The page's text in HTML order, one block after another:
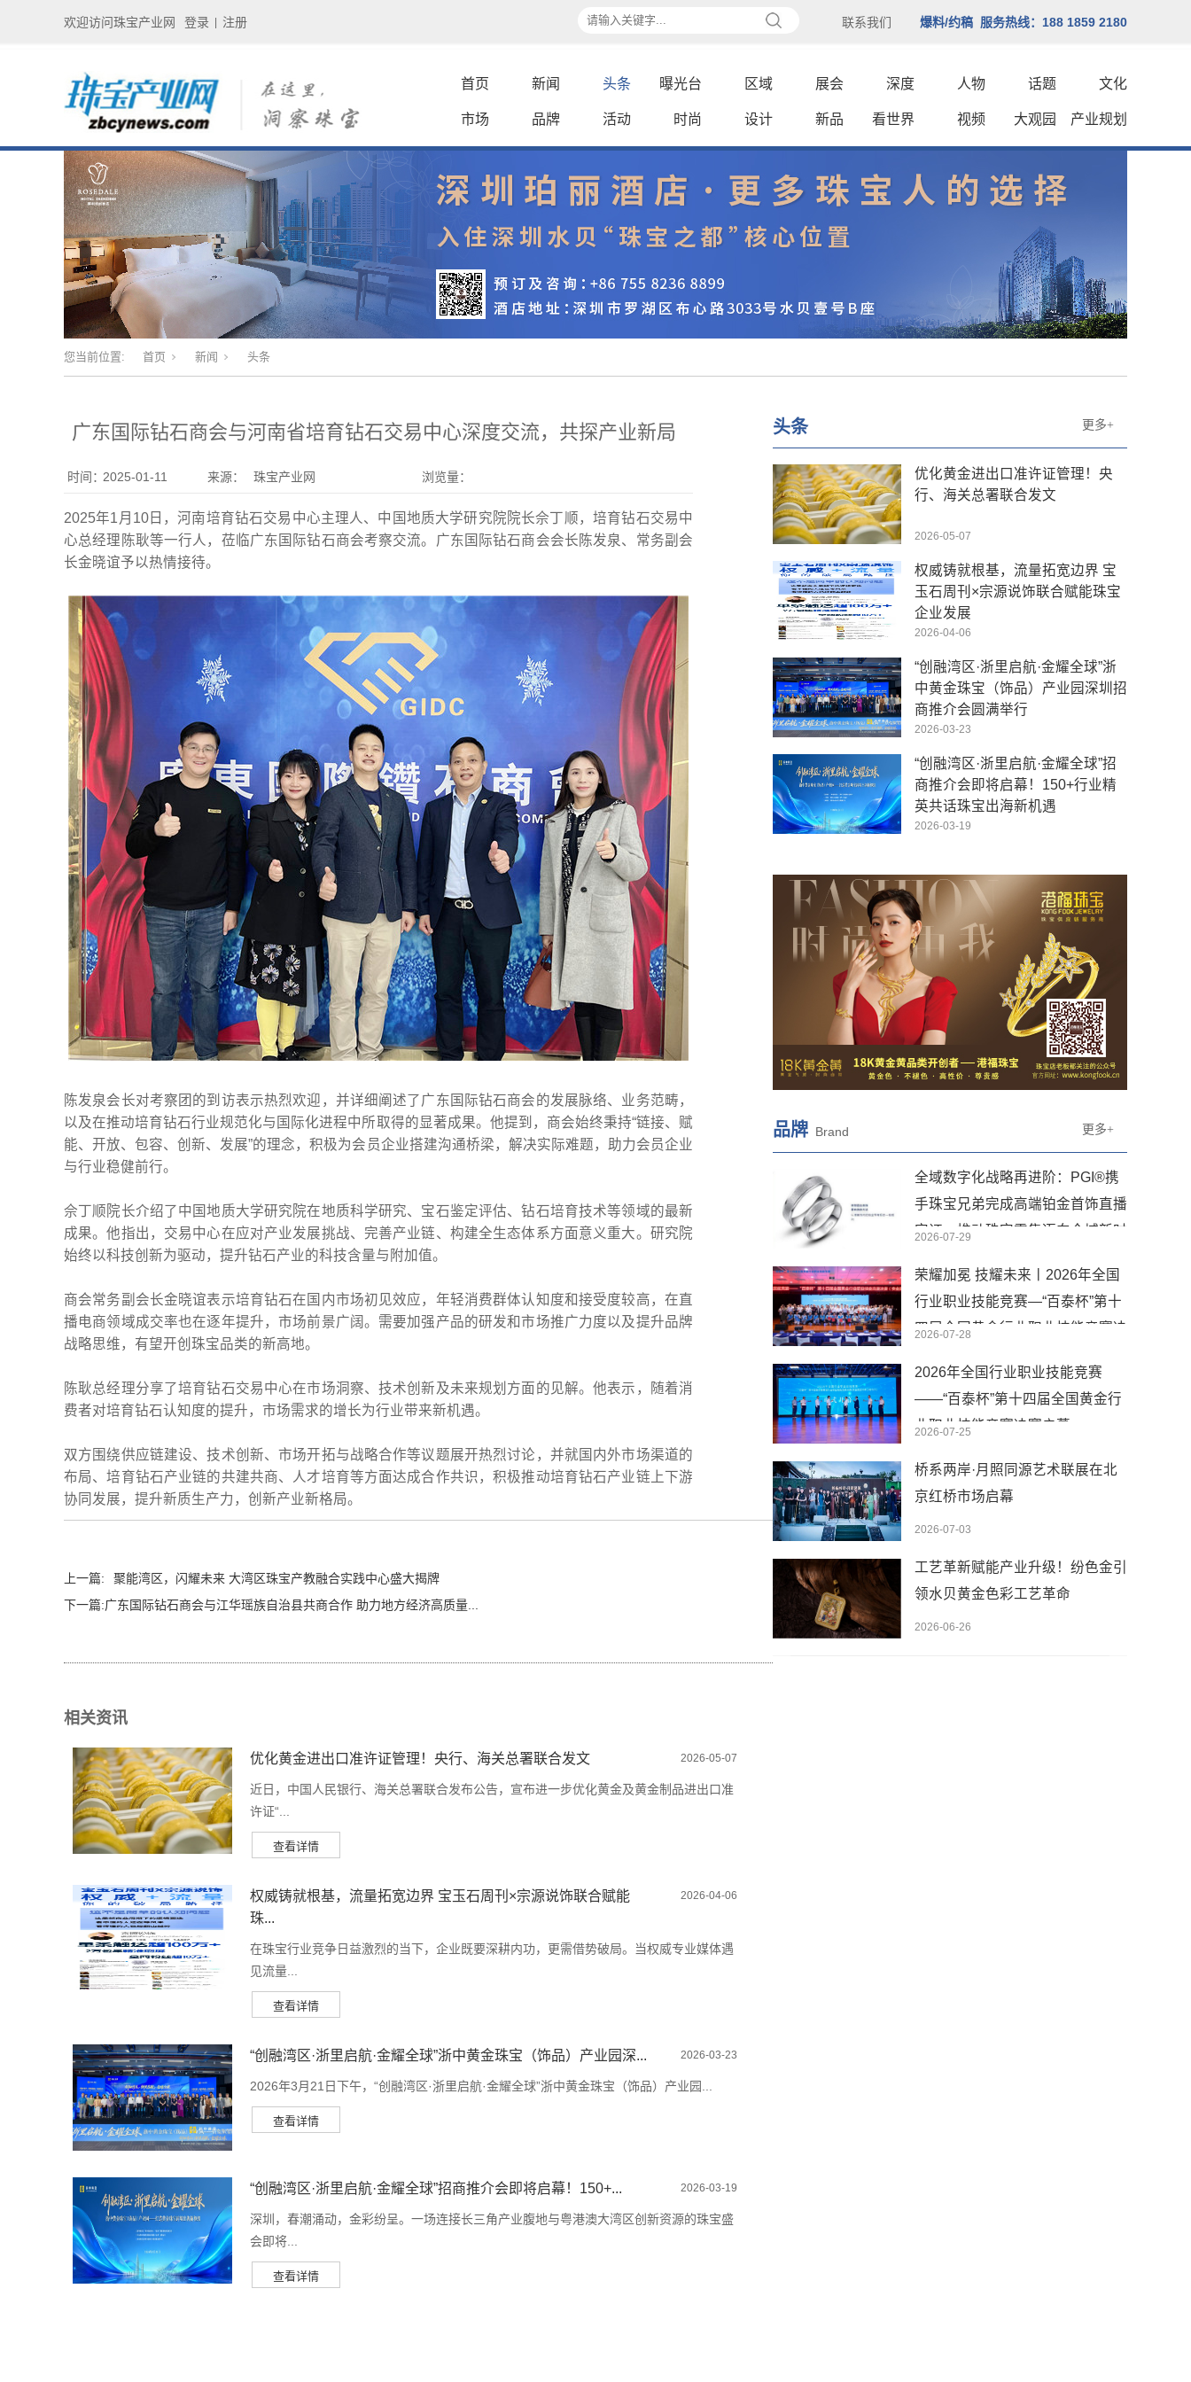
欢迎访问珠宝产业网 登录 注册 联系我们 爆料/约稿 服务热线：188 1859 2180
首页 新闻 头条 曝光台 区域 展会 深度 人物 话题 文化
市场 品牌 活动 时尚 设计 新品 看世界 视频 大观园 产业规划
您当前位置: 首页 新闻 头条
广东国际钻石商会与河南省培育钻石交易中心深度交流，共探产业新局
时间：2025-01-11 来源： 珠宝产业网 浏览量：
2025年1月10日，河南培育钻石交易中心主理人、中国地质大学研究院院长佘丁顺，培育钻石交易中
心总经理陈耿等一行人，莅临广东国际钻石商会考察交流。广东国际钻石商会会长陈发泉、常务副会
长金晓谊予以热情接待。
陈发泉会长对考察团的到访表示热烈欢迎，并详细阐述了广东国际钻石商会的发展脉络、业务范畴，
以及在推动培育钻石行业规范化与国际化进程中所取得的显著成果。他提到，商会始终秉持“链接、赋
能、开放、包容、创新、发展”的理念，积极为会员企业搭建沟通桥梁，解决实际难题，助力会员企业
与行业稳健前行。
佘丁顺院长介绍了中国地质大学研究院在地质科学研究、宝石鉴定评估、钻石培育技术等领域的最新
成果。他指出，交易中心在应对产业发展挑战、完善产业链、构建全生态体系方面意义重大。研究院
始终以科技创新为驱动，提升钻石产业的科技含量与附加值。
商会常务副会长金晓谊表示培育钻石在国内市场初见效应，年轻消费群体认知度和接受度较高，在直
播电商领域成交率也在逐年提升，市场前景广阔。需要加强产品的研发和市场推广力度以及提升品牌
战略思维，有望开创珠宝品类的新高地。
陈耿总经理分享了培育钻石交易中心在市场洞察、技术创新及未来规划方面的见解。他表示，随着消
费者对培育钻石认知度的提升，市场需求的增长为行业带来新机遇。
双方围绕供应链建设、技术创新、市场开拓与战略合作等议题展开热烈讨论，并就国内外市场渠道的
布局、培育钻石产业链的共建共商、人才培育等方面达成合作共识，积极推动培育钻石产业链上下游
协同发展，提升新质生产力，创新产业新格局。
上一篇:
聚能湾区，闪耀未来 大湾区珠宝产教融合实践中心盛大揭牌
下一篇:广东国际钻石商会与江华瑶族自治县共商合作 助力地方经济高质量...
相关资讯
优化黄金进出口准许证管理！央行、海关总署联合发文 2026-05-07
近日，中国人民银行、海关总署联合发布公告，宣布进一步优化黄金及黄金制品进出口准
许证“...
权威铸就根基，流量拓宽边界 宝玉石周刊×宗源说饰联合赋能
珠...
2026-04-06
在珠宝行业竞争日益激烈的当下，企业既要深耕内功，更需借势破局。当权威专业媒体遇
见流量...
“创融湾区·浙里启航·金耀全球”浙中黄金珠宝（饰品）产业园深... 2026-03-23
2026年3月21日下午，“创融湾区·浙里启航·金耀全球”浙中黄金珠宝（饰品）产业园...
“创融湾区·浙里启航·金耀全球”招商推介会即将启幕！150+... 2026-03-19
深圳，春潮涌动，金彩纷呈。一场连接长三角产业腹地与粤港澳大湾区创新资源的珠宝盛
会即将...
头条 更多+
优化黄金进出口准许证管理！央
行、海关总署联合发文
2026-05-07
权威铸就根基，流量拓宽边界 宝
玉石周刊×宗源说饰联合赋能珠宝
企业发展
2026-04-06
“创融湾区·浙里启航·金耀全球”浙
中黄金珠宝（饰品）产业园深圳招
商推介会圆满举行
2026-03-23
“创融湾区·浙里启航·金耀全球”招
商推介会即将启幕！150+行业精
英共话珠宝出海新机遇
2026-03-19
品牌 Brand 更多+
全域数字化战略再进阶：PGI®携
手珠宝兄弟完成高端铂金首饰直播
实证，推动珠宝零售迈向全域新时
2026-07-29
荣耀加冕 技耀未来丨2026年全国
行业职业技能竞赛—“百泰杯”第十
四届全国黄金行业职业技能竞赛决
2026-07-28
2026年全国行业职业技能竞赛
——“百泰杯”第十四届全国黄金行
业职业技能竞赛决赛启幕
2026-07-25
桥系两岸·月照同源艺术联展在北
京红桥市场启幕
2026-07-03
工艺革新赋能产业升级！纷色金引
领水贝黄金色彩工艺革命
2026-06-26